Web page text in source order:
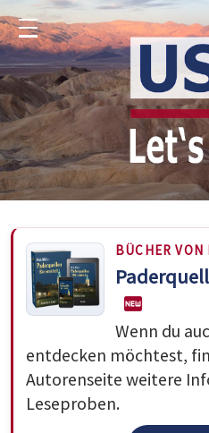
Menu
BÜCHER VON
Wenn du
entdecken möchtest,
Autorenseite weitere
Leseproben.